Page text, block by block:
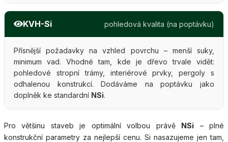
KVH-Si pohledová kvalita (na poptávku)
Přísnější požadavky na vzhled povrchu – menší suky,
minimum vad. Vhodné tam, kde je dřevo trvale vidět:
pohledové stropní trámy, interiérové prvky, pergoly s
odhalenou konstrukcí. Dodáváme na poptávku jako
doplněk ke standardní NSi.
Pro většinu staveb je optimální volbou právě NSi – plné
konstrukční parametry za nejlepší cenu. Si nasazujeme jen tam,